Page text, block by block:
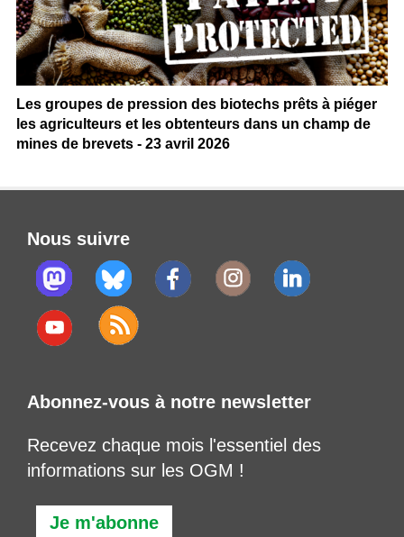
Les groupes de pression des biotechs prêts à piéger
les agriculteurs et les obtenteurs dans un champ de
mines de brevets - 23 avril 2026
Nous suivre
Abonnez-vous à notre newsletter
Recevez chaque mois l'essentiel des
informations sur les OGM !
Je m'abonne